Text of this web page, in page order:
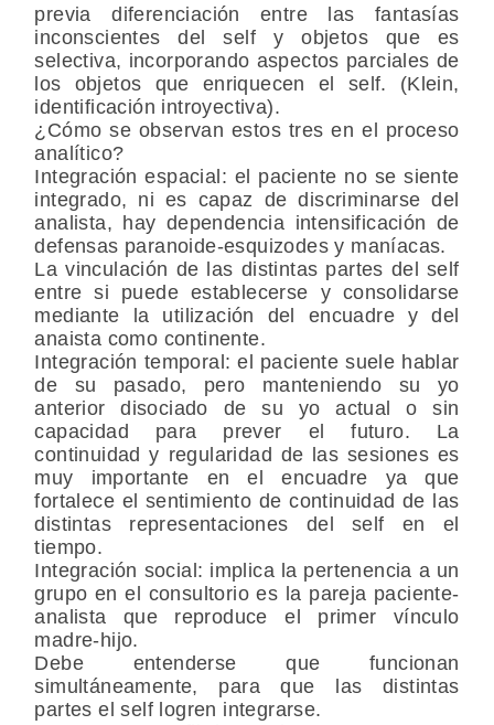
previa diferenciación entre las fantasías
inconscientes del self y objetos que es
selectiva, incorporando aspectos parciales de
los objetos que enriquecen el self. (Klein,
identificación introyectiva).
¿Cómo se observan estos tres en el proceso
analítico?
Integración espacial: el paciente no se siente
integrado, ni es capaz de discriminarse del
analista, hay dependencia intensificación de
defensas paranoide-esquizodes y maníacas.
La vinculación de las distintas partes del self
entre si puede establecerse y consolidarse
mediante la utilización del encuadre y del
anaista como continente.
Integración temporal: el paciente suele hablar
de su pasado, pero manteniendo su yo
anterior disociado de su yo actual o sin
capacidad para prever el futuro. La
continuidad y regularidad de las sesiones es
muy importante en el encuadre ya que
fortalece el sentimiento de continuidad de las
distintas representaciones del self en el
tiempo.
Integración social: implica la pertenencia a un
grupo en el consultorio es la pareja paciente-
analista que reproduce el primer vínculo
madre-hijo.
Debe entenderse que funcionan
simultáneamente, para que las distintas
partes el self logren integrarse.